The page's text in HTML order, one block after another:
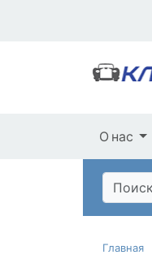
О нас
Главная